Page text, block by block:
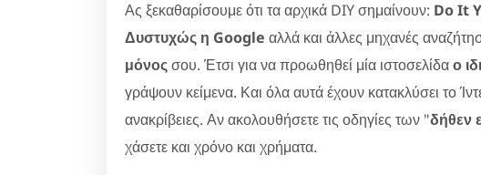
Ας ξεκαθαρίσουμε ότι τα αρχικά DIY σημαίνουν: Do It
Δυστυχώς η Google αλλά και άλλες μηχανές
μόνοςσου. Έτσι για να προωθηθεί μία ιστοσελίδαο
γράψουν κείμενα. Και όλα αυτά έχουν κατακλύσει το
ανακρίβειες. Αν ακολουθήσετε τις οδηγίες των "δήθεν
χάσετε και χρόνο και χρήματα.